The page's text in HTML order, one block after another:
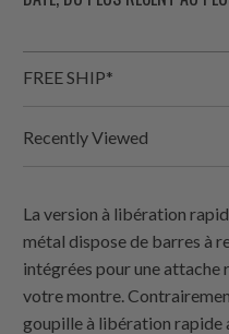
FREE SHIP*
Recently Viewed
La version à libération
métal dispose de barres à
intégrées pour une attache
votre montre.
goupille à libération rapide